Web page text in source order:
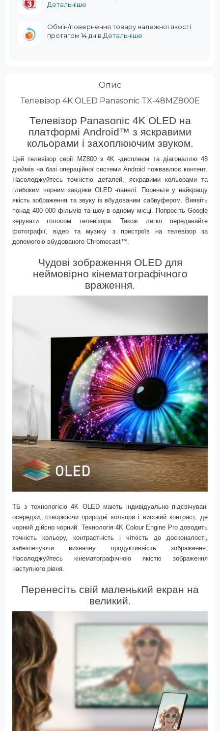
Детальніше
Обмін/повернення товару належної якості
протягом 14 днів. Детальніше
Опис
Телевізор 4K OLED Panasonic TX-48MZ800E
Телевізор Panasonic 4K OLED на
платформі Android™ з яскравими
кольорами і захоплюючим звуком.
Цей телевізор серії MZ800з4K -дисплеєм та діагоналлю48
дюймів на базі операційної системи Android пожвавлює контент.
Насолоджуйтесь точністю деталей, яскравими кольорами та
глибоким чорним завдяки OLED-панелі. Пориньте у найкращу
якість зображення та звуку із вбудованим сабвуфером. Виявіть
понад 400 000фільмів та шоу в одному місці. ПопросітьGoogle
керувати голосом телевізора. Також легко передавайте
фотографії, відео та музику з пристроїв на телевізор за
допомогою вбудованого Chromecast™.
Чудові зображення OLED для
неймовірно кінематографічного
враження.
ТБ з технологією4K OLEDмають індивідуально підсвічувані
осередки, створюючи природні кольори і високий контраст, де
чорний дійсно чорний. Технологія 4K Colour Engine Proдоводить
точність кольору, контрастність і чіткість до досконалості,
забезпечуючи визначну продуктивність зображення.
Насолоджуйтесь кінематографічною якістю зображення
наступного рівня.
Перенесіть свій маленький екран на
великий.